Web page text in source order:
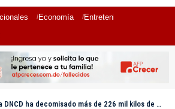
Economía Entretenimiento
más de 226 mil kilos de drogas y detenido a más de 182 mil personas en últimos cinco años